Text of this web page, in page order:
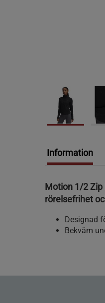
Information
Motion 1/2 Zip
rörelsefrihet
Designad
Bekväm